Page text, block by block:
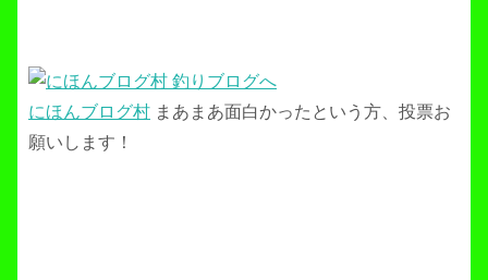
にほんブログ村 まあまあ面白かったという方、投票お
願いします！